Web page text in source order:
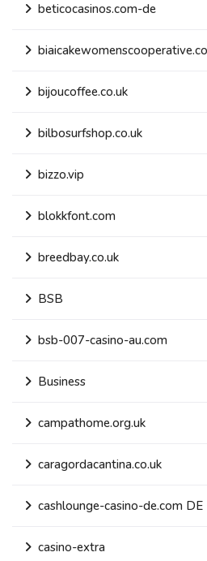
beticocasinos.com-de
bijoucoffee.co.uk
bilbosurfshop.co.uk
bizzo.vip
blokkfont.com
breedbay.co.uk
BSB
bsb-007-casino-au.com
Business
campathome.org.uk
caragordacantina.co.uk
cashlounge-casino-de.com DE
casino-extra